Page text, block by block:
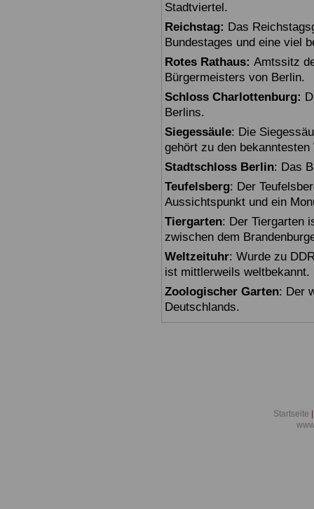
Stadtviertel.
Reichstag: Das
Bundestages und eine viel
Rotes Rathaus: Amtssitz
Bürgermeisters von Berlin.
Schloss Charlottenburg:
Berlins.
Siegessäule: Die
gehört zu den
Stadtschloss Berlin: Das
Teufelsberg: Der
Aussichtspunkt und ein
Tiergarten: Der Tiergarten
zwischen dem
Weltzeituhr: Wurde zu
ist mittlerweils weltbekannt.
Zoologischer Garten: Der
Deutschlands.
Startseite